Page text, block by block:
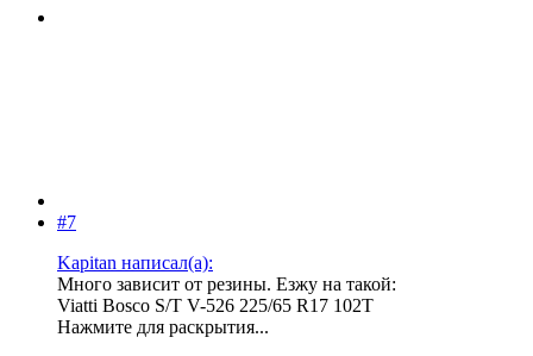
#7
Kapitan написал(а):
Много зависит от резины. Езжу на такой:
Viatti Bosco S/T V-526 225/65 R17 102T
Нажмите для раскрытия...